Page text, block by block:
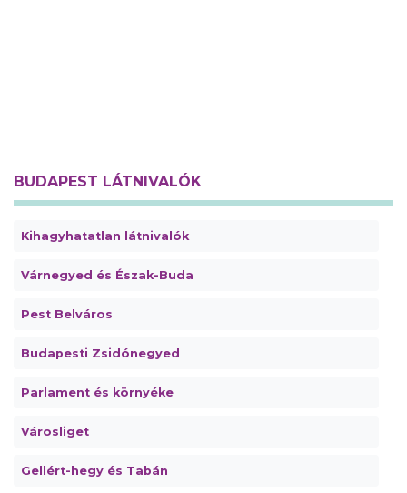
BUDAPEST LÁTNIVALÓK
Kihagyhatatlan látnivalók
Várnegyed és Észak-Buda
Pest Belváros
Budapesti Zsidónegyed
Parlament és környéke
Városliget
Gellért-hegy és Tabán